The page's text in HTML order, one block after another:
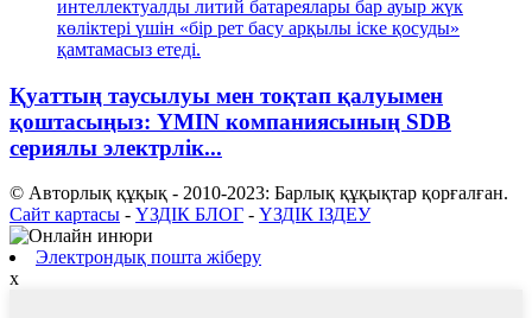
Қуаттың таусылуы мен тоқтап қалуымен
қоштасыңыз: YMIN компаниясының SDB
сериялы электрлік...
© Авторлық құқық - 2010-2023: Барлық құқықтар қорғалған.
Сайт картасы - ҮЗДІК БЛОГ - ҮЗДІК ІЗДЕУ
Электрондық пошта жіберу
x